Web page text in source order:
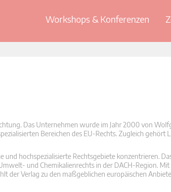
Workshops & Konferenzen
Das Unternehmen wurde im Jahr 2000 von
Bereichen des EU-Rechts. Zugleich gehört
hochspezialisierte Rechtsgebiete konzentrieren.
und Chemikalienrechts in der DACH-Region.
der Verlag zu den maßgeblichen europäischen